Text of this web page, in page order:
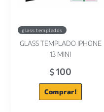
glass templados
GLASS TEMPLADO IPHONE
13 MINI
$100
Comprar!